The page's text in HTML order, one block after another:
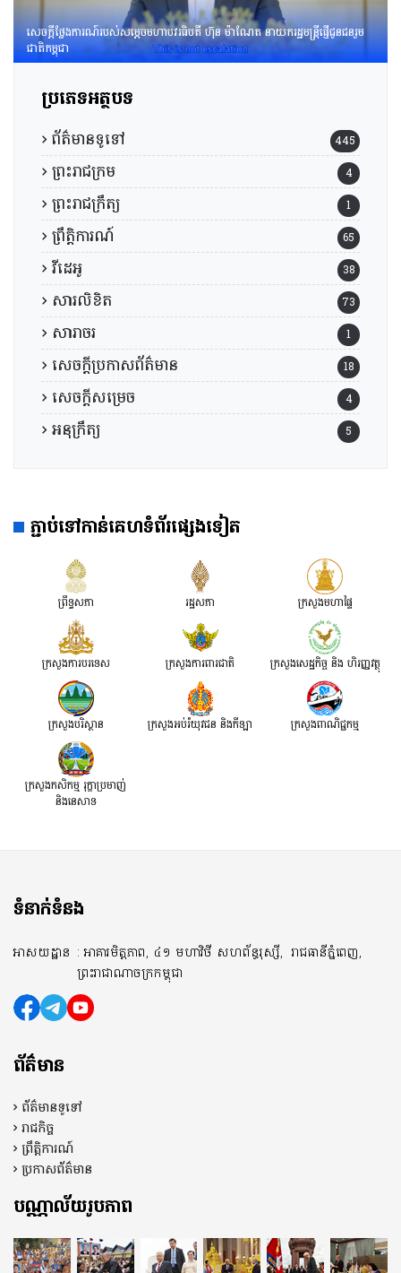
សេចក្តីថ្លែងការណ៍របស់សម្តេចមហាបវរធិបតី ហ៊ុន ម៉ាណែត នាយករដ្ឋមន្រ្តីផ្ញើជូនជនរួម
ជាតិកម្ពុជា
ប្រភេទអត្ថបទ
ព័ត៌មានទូទៅ 445
ព្រះរាជក្រម 4
ព្រះរាជក្រឹត្យ 1
ព្រឹត្តិការណ៍ 65
វីដេអូ 38
សារលិខិត 73
សារាចរ 1
សេចក្តីប្រកាសព័ត៌មាន 18
សេចក្តីសម្រេច 4
អនុក្រឹត្យ 5
ភ្ជាប់ទៅកាន់គេហទំព័រផ្សេងទៀត
ព្រឹទ្ធសភា រដ្ឋសភា ក្រសួងមហាផ្ទៃ
ក្រសួងការបរទេស ក្រសួងការពារជាតិ ក្រសួង​សេដ្ឋកិច្ច និង ហិរញ្ញវត្ថុ
ក្រសួងបរិស្ថាន ក្រសួងអប់រំយុវជន និងកីឡា ក្រសួងពាណិជ្ជកម្ម
ក្រសួងកសិកម្ម រុក្ខាប្រមាញ់
និងនេសាទ
ទំនាក់ទំនង
អាសយដ្ឋាន : អាគារមិត្តភាព, ៤១ មហាវិថី សហព័ន្ធរុស្សី, រាជធានីភ្នំពេញ,
ព្រះរាជាណាចក្រកម្ពុជា
ព័ត៌មាន
ព័ត៌មានទូទៅ
រាជកិច្ច
ព្រឹត្តិការណ៍
ប្រកាសព័ត៌មាន
បណ្ណាល័យរូបភាព